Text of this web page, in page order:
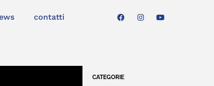
contatti
CATEGORIE